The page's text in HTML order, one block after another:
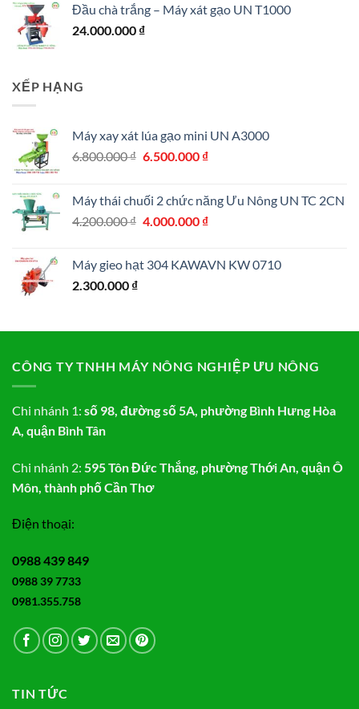
Đầu chà trắng – Máy xát gạo UN T1000
24.000.000 ₫
XẾP HẠNG
Máy xay xát lúa gạo mini UN A3000
6.800.000₫ Giá
6.800.000 ₫.
6.500.000 ₫Giá
là:
6.500.000 ₫.
Máy thái chuối 2 chức năng Ưu Nông UN TC 2CN
4.200.000₫ Giá
4.200.000 ₫.
4.000.000 ₫Giá
là:
Máy gieo hạt 304 KAWAVN KW 0710
2.300.000 ₫
CÔNG TY TNHH MÁY NÔNG NGHIỆP ƯU NÔNG
Chi nhánh 1: số 98, đường số 5A, phường Bình Hưng Hòa
A, quận Bình Tân
Chi nhánh 2: 595 Tôn Đức Thắng, phường Thới An, quận Ô
Môn, thành phố Cần Thơ
Điện thoại:
0988 439 849
0988 39 7733
0981.355.758
TIN TỨC